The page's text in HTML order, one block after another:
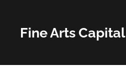
Fine Arts Capital